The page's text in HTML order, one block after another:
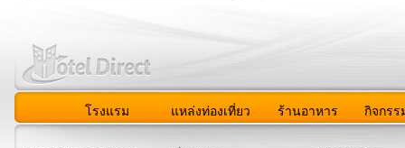
โรงแรม แหล่งท่องเที่ยว ร้านอาหาร กิจกรร